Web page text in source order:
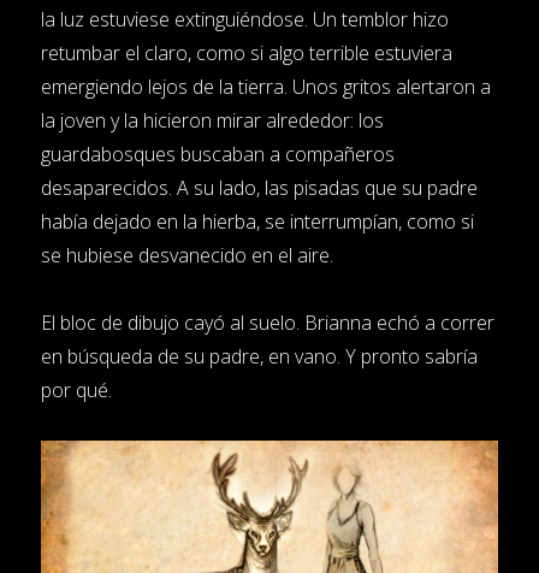
la luz estuviese extinguiéndose. Un temblor hizo
retumbar el claro, como si algo terrible estuviera
emergiendo lejos de la tierra. Unos gritos alertaron a
la joven y la hicieron mirar alrededor: los
guardabosques buscaban a compañeros
desaparecidos. A su lado, las pisadas que su padre
había dejado en la hierba, se interrumpían, como si
se hubiese desvanecido en el aire.
El bloc de dibujo cayó al suelo. Brianna echó a correr
en búsqueda de su padre, en vano. Y pronto sabría
por qué.